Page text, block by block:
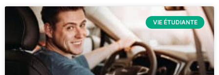
VIE ÉTUDIANTE